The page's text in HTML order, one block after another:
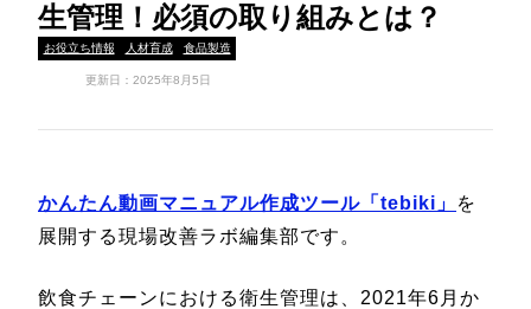
生管理！必須の取り組みとは？
お役立ち情報 人材育成 食品製造
更新日：2025年8月5日
かんたん動画マニュアル作成ツール「tebiki」
を
展開する現場改善ラボ編集部です。
飲食チェーンにおける衛生管理は、2021年6月か